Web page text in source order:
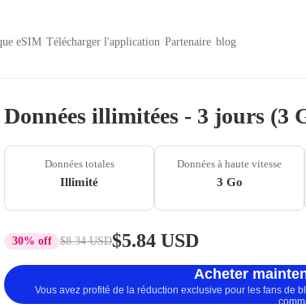
eSIM Télécharger l'application Partenaire blog
Données illimitées - 3 jours (3
Données totales
Illimité
Données à haute vitesse
3 Go
30% off $8.34 USD$5.84 USD
Acheter
Vous avez profité de la réduction exclusive pour les fans de